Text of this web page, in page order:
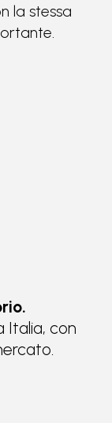
la stessa
Italia, con